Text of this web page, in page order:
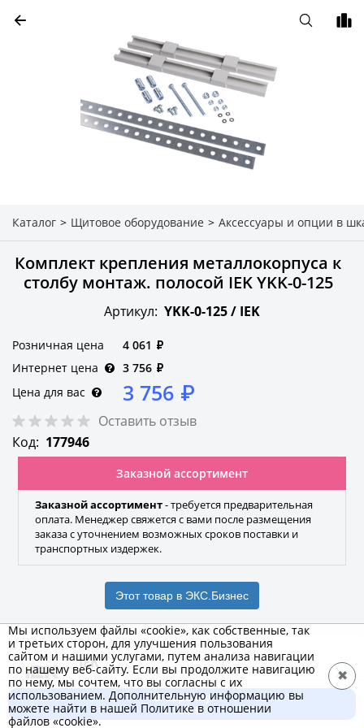
Каталог > Щитовое оборудование > Аксессуары и опции в
Комплект крепления металлокорпуса к
столбу монтаж. полосой IEK YKK-0-125
Артикул: YKK-0-125 / IEK
Розничная цена 4 061 ₽
Интернет цена
3 756 ₽
Цена для вас
3 756 ₽
Оставить отзыв
Код: 177946
Заказной ассортимент
Заказной ассортимент- требуется предварительная
оплата. Менеджер свяжется с вами после размещения
заказа с уточнением возможных сроков поставки и
транспортных издержек.
Этот товар в ЭКС.Бизнес
IEK
Бренд
В корзину
3 756 ₽
Мы используем файлы «cookie», как собственные, так
и третьих сторон, для улучшения пользования
сайтом и нашими услугами, путем анализа навигации
по нашему веб-сайту. Если вы продолжите навигацию
по нему, мы сочтем, что вы согласны с их
использованием. Дополнительную информацию вы
можете найти в нашей Политике в отношении
файлов «cookie».
✖